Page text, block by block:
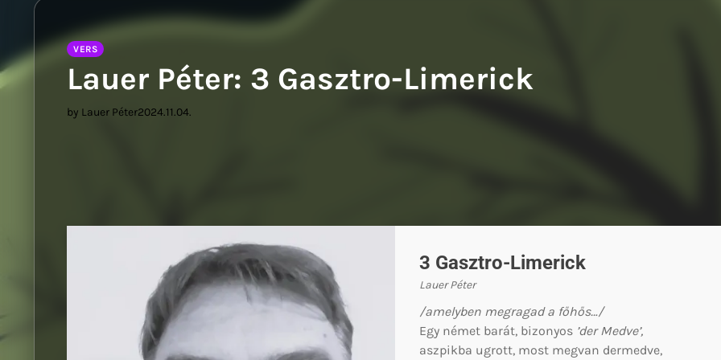
VERS
Lauer Péter: 3 Gasztro-Limerick
by Lauer Péter2024.11.04.
3 Gasztro-Limerick
Lauer Péter
/amelyben megragad a főhős…/
Egy német barát, bizonyos ’der Medve’,
aszpikba ugrott, most megvan dermedve,